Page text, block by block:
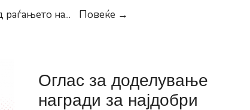
на... Повеќе →
театарски
перформанс
Оглас за доделување
награди за најдобри